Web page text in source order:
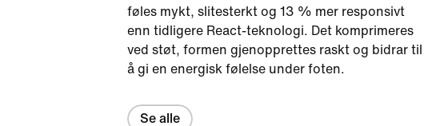
føles mykt, slitesterkt og 13 % mer responsivt
enn tidligere React-teknologi. Det komprimeres
ved støt, formen gjenopprettes raskt og bidrar til
å gi en energisk følelse under foten.
Se alle